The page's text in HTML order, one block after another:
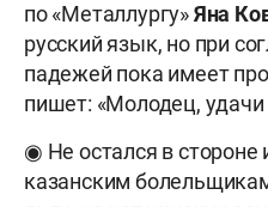
по «Металлургу»Яна
русский язык, но при
падежей пока имеет
пишет: «Молодец, удачи
◉ Не остался в стороне
казанским